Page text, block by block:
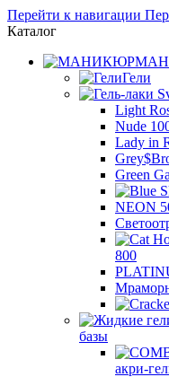
Перейти к навигации
Каталог
Гели
Light
Nude
Lady in
Green
NEON
800
базы
акри-